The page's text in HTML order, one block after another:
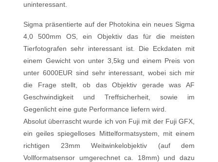
uninteressant.
Sigma präsentierte auf der Photokina ein neues Sigma
4,0 500mm OS, ein Objektiv das für die meisten
Tierfotografen sehr interessant ist. Die Eckdaten mit
einem Gewicht von unter 3,5kg und einem Preis von
unter 6000EUR sind sehr interessant, wobei sich mir
die Frage stellt, ob das Objektiv gerade was AF
Geschwindigkeit und Treffsicherheit, sowie im
Gegenlicht eine gute Performance liefern wird.
Absolut überrascht wurde ich von Fuji mit der Fuji GFX,
ein geiles spiegelloses Mittelformatsystem, mit einem
richtigen 23mm Weitwinkelobjektiv (auf dem
Vollformatsensor umgerechnet ca. 18mm) und dazu